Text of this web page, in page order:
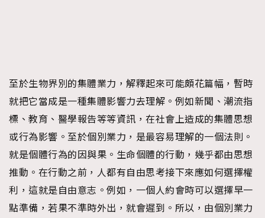
至於生物界別的集體業力，解釋起來可能頗花篇幅，暫時
就把它當成是一種集體影響力去理解。例如新聞、潮流指
標、教育、醫學報告等等資訊，在社會上造成的集體思想
或行為影響。至於個別業力，是最容易理解的一個法則。
就是個體行為的因與果。生命個體的行動，幾乎都由思想
推動。在行動之前，人都有自由思考接下來應如何選擇權
利，這就是自由意志。例如，一個人約會時可以選擇早一
點準備，若果不準時外出，就會遲到。所以，由個別業力